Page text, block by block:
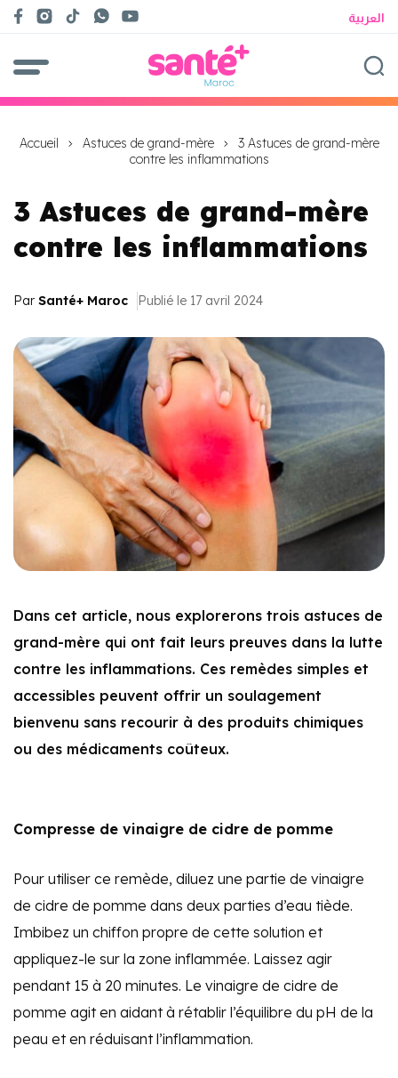
العربية
Accueil Astuces de grand-mère
3 Astuces de grand-mère
contre les inflammations
3 Astuces de grand-mère
contre les inflammations
Par Santé+ Maroc Publié le 17 avril 2024
Dans cet article, nous explorerons trois astuces de
grand-mère qui ont fait leurs preuves dans la lutte
contre les inflammations. Ces remèdes simples et
accessibles peuvent offrir un soulagement
bienvenu sans recourir à des produits chimiques
ou des médicaments coûteux.
Compresse de vinaigre de cidre de pomme
Pour utiliser ce remède, diluez une partie de vinaigre
de cidre de pomme dans deux parties d’eau tiède.
Imbibez un chiffon propre de cette solution et
appliquez-le sur la zone inflammée. Laissez agir
pendant 15 à 20 minutes. Le vinaigre de cidre de
pomme agit en aidant à rétablir l’équilibre du pH de la
peau et en réduisant l’inflammation.